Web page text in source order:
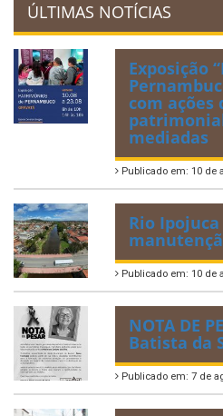
ÚLTIMAS NOTÍCIAS
Exposição
com ações
mediadas
Publicado em: 10 de
Rio
Publicado em: 10 de
NOTA DE
Batista da
Publicado em: 7 de